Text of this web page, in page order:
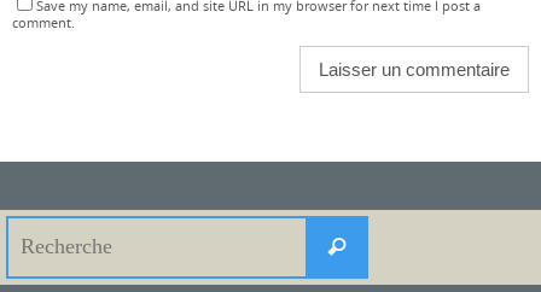
Save my name, email, and site URL in my browser for next time I post a
comment.
Recherche